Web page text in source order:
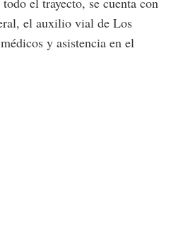
el auxilio vial de Los
y asistencia en el